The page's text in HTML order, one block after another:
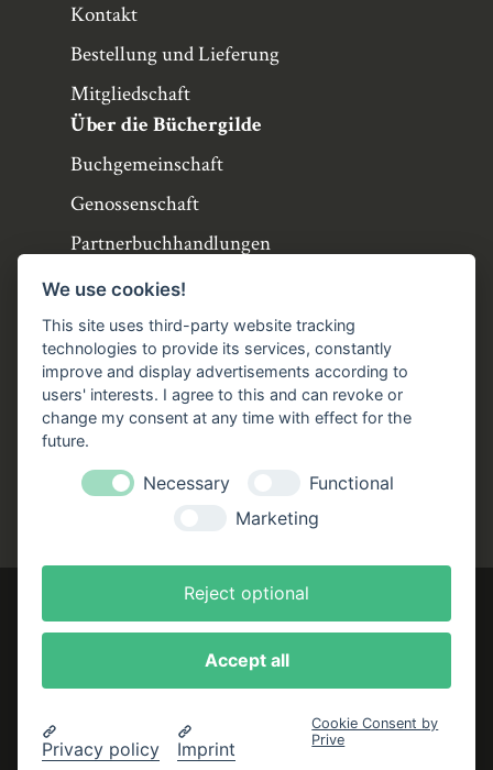
Kontakt
Bestellung und Lieferung
Mitgliedschaft
Über die Büchergilde
Buchgemeinschaft
Genossenschaft
Partnerbuchhandlungen
Büchergilde online
Stellenangebote
Folgen Sie uns!
FacebookInstagramYouTubeTikTok
Zustellung durch:
Impressum
Datenschutzerklärung
We use cookies!
This site uses third-party website tracking
technologies to provide its services, constantly
improve and display advertisements according to
users' interests. I agree to this and can revoke or
change my consent at any time with effect for the
future.
Necessary
Functional
Marketing
Reject optional
Accept all
Privacy policy Imprint
Cookie Consent by
Prive